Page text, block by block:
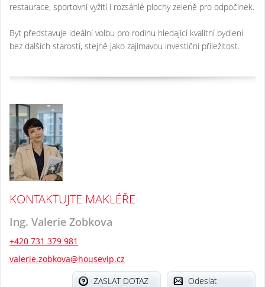
restaurace, sportovní vyžití i rozsáhlé plochy zeleně pro odpočinek.
Byt představuje ideální volbu pro rodinu hledající kvalitní bydlení
bez dalších starostí, stejně jako zajímavou investiční příležitost.
KONTAKTUJTE MAKLÉŘE
Ing. Valerie Zobkova
+420 731 379 981
valerie.zobkova@housevip.cz
Odeslat
ZASLAT DOTAZ